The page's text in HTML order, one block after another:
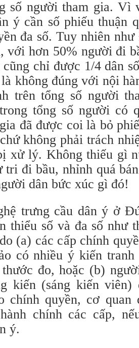
số người tham gia. Vì
ý cần số phiếu thuận
đa số. Tuy nhiên
với hơn 50% người đi
chỉ được 1/4 dân
không đúng với nội
trên tổng số người
tổng số người có
đã được coi là bỏ
không phải trách
xử lý. Không thiếu gì
tri đi bầu, nhỉnh quá
dân bức xúc gì đó!
trưng cầu dân ý ở
thiểu số và đa số như
(a) các cấp chính
có nhiều ý kiến
đo, hoặc (b)
kiến (sáng kiến
chính quyền, cơ quan
chính các cấp,
ý.